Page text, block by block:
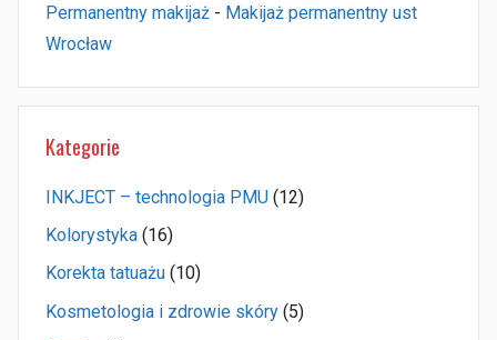
Permanentny makijaż - Makijaż permanentny ust
Wrocław
Kategorie
INKJECT – technologia PMU (12)
Kolorystyka (16)
Korekta tatuażu (10)
Kosmetologia i zdrowie skóry (5)